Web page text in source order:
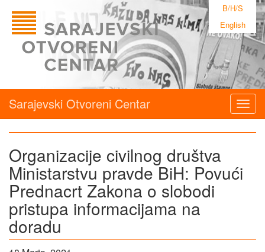
B/H/S
English
Sarajevski Otvoreni Centar
Organizacije civilnog društva
Ministarstvu pravde BiH: Povući
Prednacrt Zakona o slobodi
pristupa informacijama na
doradu